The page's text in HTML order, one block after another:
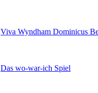
Viva Wyndham Dominicus
Das wo-war-ich Spiel